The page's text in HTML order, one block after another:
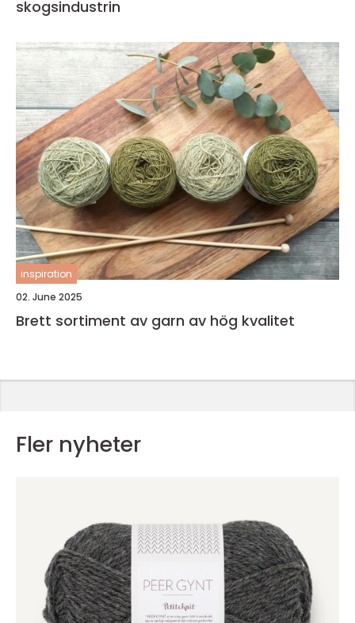
skogsindustrin
inspiration
02. June 2025
Brett sortiment av garn av hög kvalitet
Fler nyheter